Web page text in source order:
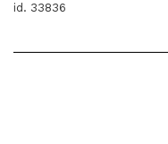
id. 33836